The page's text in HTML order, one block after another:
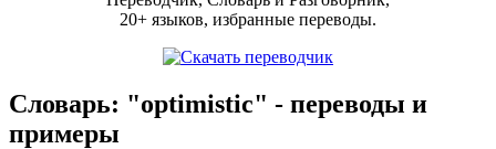
20+ языков, избранные переводы.
Словарь: "optimistic" - переводы и
примеры